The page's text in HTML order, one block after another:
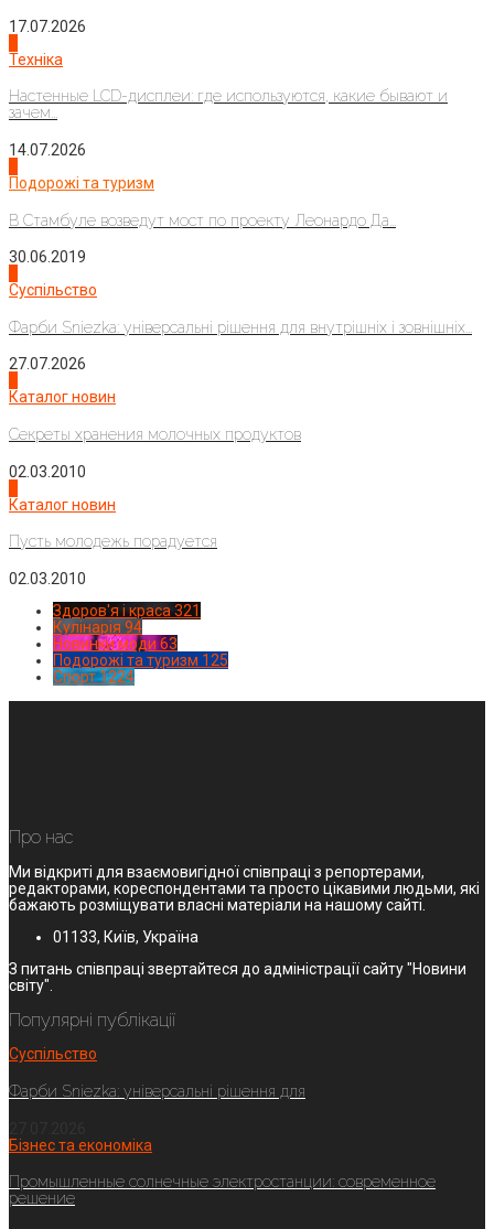
17.07.2026
Техніка
Настенные LCD-дисплеи: где используются, какие бывают и
зачем...
14.07.2026
Подорожі та туризм
В Стамбуле возведут мост по проекту Леонардо Да...
30.06.2019
Суспільство
Фарби Sniezka: універсальні рішення для внутрішніх і зовнішніх...
27.07.2026
Каталог новин
Секреты хранения молочных продуктов
02.03.2010
Каталог новин
Пусть молодежь порадуется
02.03.2010
Здоров'я і краса 321
Кулінарія 94
Новинки моди 63
Подорожі та туризм 125
Спорт1224
Про нас
Ми відкриті для взаємовигідної співпраці з репортерами,
редакторами, кореспондентами та просто цікавими людьми, які
бажають розміщувати власні матеріали на нашому сайті.
01133, Київ, Україна
З питань співпраці звертайтеся до адміністрації сайту "Новини
світу".
Популярні публікації
Суспільство
Фарби Sniezka: універсальні рішення для
Бізнес та економіка
Промышленные солнечные электростанции: современное
решение